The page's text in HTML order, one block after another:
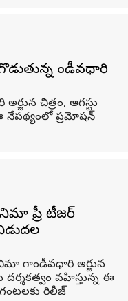
గాండీవధారి
చిత్రం, ఆగస్టు
నేపథ్యంలో ప్రమోషన్
ప్రీ టీజర్
గాండీవధారి అర్జున
దర్శకత్వం వహిస్తున్న ఈ
రిలీజ్